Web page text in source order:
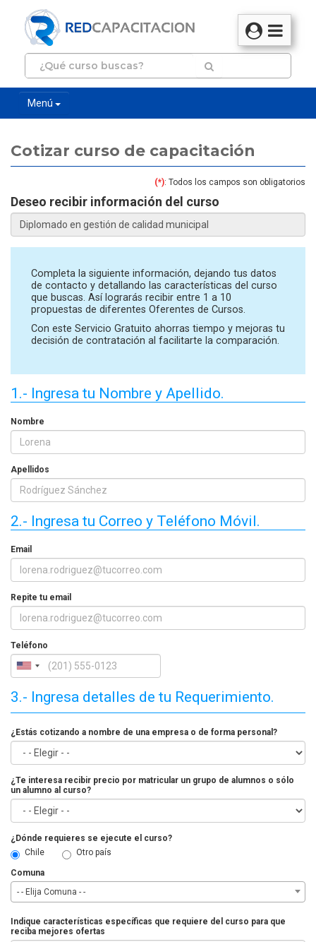
Menú
Cotizar curso de capacitación
(*): Todos los campos son obligatorios
Deseo recibir información del curso
Completa la siguiente información, dejando tus datos
de contacto y detallando las características del curso
que buscas. Así lograrás recibir entre 1 a 10
propuestas de diferentes Oferentes de Cursos.
Con este Servicio Gratuito ahorras tiempo y mejoras tu
decisión de contratación al facilitarte la comparación.
1.- Ingresa tu Nombre y Apellido.
Nombre
Apellidos
2.- Ingresa tu Correo y Teléfono Móvil.
Email
Repite tu email
Teléfono
3.- Ingresa detalles de tu Requerimiento.
¿Estás cotizando a nombre de una empresa o de forma personal?
¿Te interesa recibir precio por matricular un grupo de alumnos o sólo
un alumno al curso?
¿Dónde requieres se ejecute el curso?
Chile
Otro país
Comuna
- - Elija Comuna - -
Indique características específicas que requiere del curso para que
reciba mejores ofertas